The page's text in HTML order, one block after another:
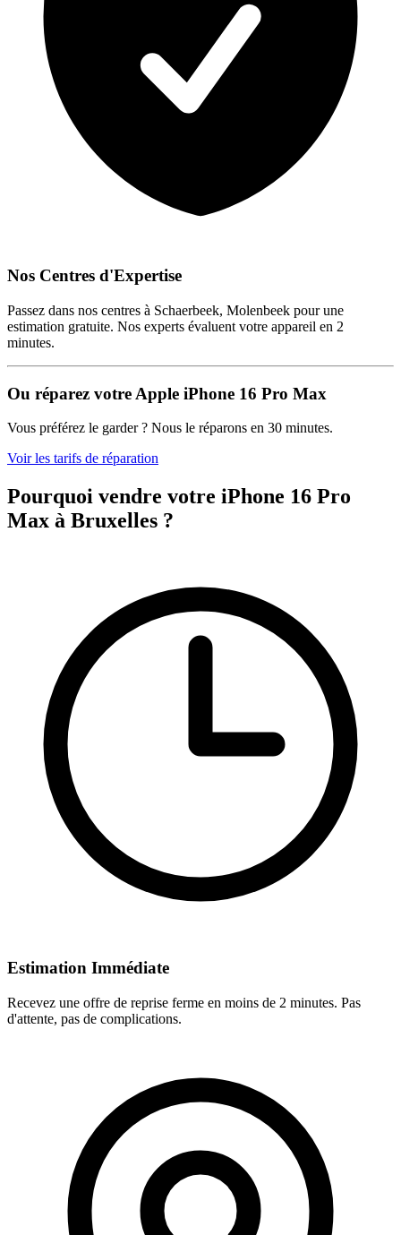
Nos Centres d'Expertise
Passez dans nos centres à Schaerbeek, Molenbeek pour une
estimation gratuite. Nos experts évaluent votre appareil en 2
minutes.
Ou réparez votre Apple iPhone 16 Pro Max
Vous préférez le garder ? Nous le réparons en 30 minutes.
Voir les tarifs de réparation
Pourquoi vendre votre iPhone 16 Pro
Max à Bruxelles ?
Estimation Immédiate
Recevez une offre de reprise ferme en moins de 2 minutes. Pas
d'attente, pas de complications.